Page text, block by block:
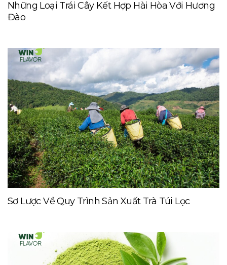
Những Loại Trái Cây Kết Hợp Hài Hòa Với Hương
Đào
Sơ Lược Về Quy Trình Sản Xuất Trà Túi Lọc